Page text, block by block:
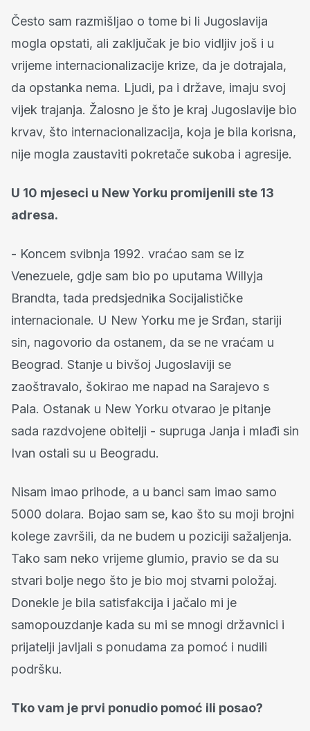
Često sam razmišljao o tome bi li Jugoslavija
mogla opstati, ali zaključak je bio vidljiv još i u
vrijeme internacionalizacije krize, da je dotrajala,
da opstanka nema. Ljudi, pa i države, imaju svoj
vijek trajanja. Žalosno je što je kraj Jugoslavije bio
krvav, što internacionalizacija, koja je bila korisna,
nije mogla zaustaviti pokretače sukoba i agresije.
U 10 mjeseci u New Yorku promijenili ste 13
adresa.
- Koncem svibnja 1992. vraćao sam se iz
Venezuele, gdje sam bio po uputama Willyja
Brandta, tada predsjednika Socijalističke
internacionale. U New Yorku me je Srđan, stariji
sin, nagovorio da ostanem, da se ne vraćam u
Beograd. Stanje u bivšoj Jugoslaviji se
zaoštravalo, šokirao me napad na Sarajevo s
Pala. Ostanak u New Yorku otvarao je pitanje
sada razdvojene obitelji - supruga Janja i mlađi sin
Ivan ostali su u Beogradu.
Nisam imao prihode, a u banci sam imao samo
5000 dolara. Bojao sam se, kao što su moji brojni
kolege završili, da ne budem u poziciji sažaljenja.
Tako sam neko vrijeme glumio, pravio se da su
stvari bolje nego što je bio moj stvarni položaj.
Donekle je bila satisfakcija i jačalo mi je
samopouzdanje kada su mi se mnogi državnici i
prijatelji javljali s ponudama za pomoć i nudili
podršku.
Tko vam je prvi ponudio pomoć ili posao?